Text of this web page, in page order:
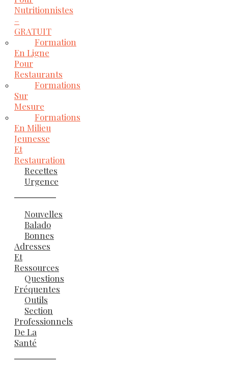
Nutritionnistes
–
GRATUIT
Formation
En Ligne
Pour
Restaurants
Formations
Sur
Mesure
Formations
En Milieu
Jeunesse
Et
Restauration
Recettes
Urgence
Nouvelles
Balado
Bonnes
Adresses
Et
Ressources
Questions
Fréquentes
Outils
Section
Professionnels
De La
Santé